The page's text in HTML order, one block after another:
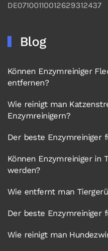
DE07100110012629312437
Blog
Können Enzymreiniger
entfernen?
Wie reinigt man
Enzymreinigern?
Der beste Enzymreiniger
Können Enzymreiniger in
werden?
Wie entfernt man
Der beste Enzymreiniger
Wie reinigt man